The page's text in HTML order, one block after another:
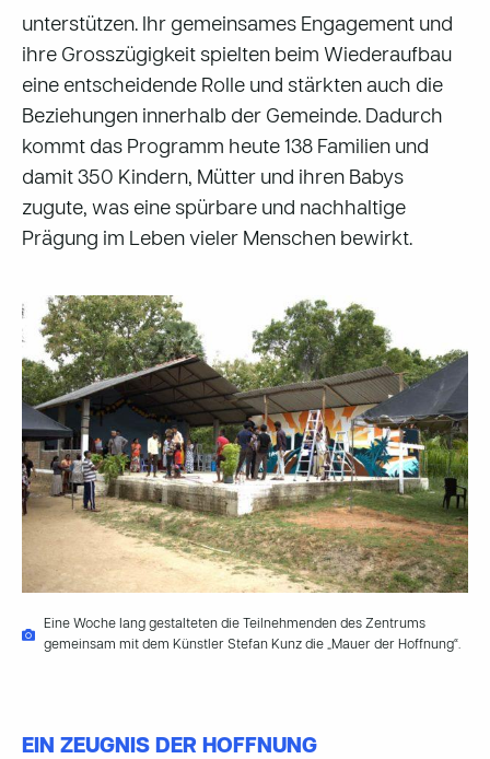
unterstützen. Ihr gemeinsames Engagement und
ihre Grosszügigkeit spielten beim Wiederaufbau
eine entscheidende Rolle und stärkten auch die
Beziehungen innerhalb der Gemeinde. Dadurch
kommt das Programm heute 138 Familien und
damit 350 Kindern, Mütter und ihren Babys
zugute, was eine spürbare und nachhaltige
Prägung im Leben vieler Menschen bewirkt.
Eine Woche lang gestalteten die Teilnehmenden des Zentrums
gemeinsam mit dem Künstler Stefan Kunz die „Mauer der Hoffnung“.
EIN ZEUGNIS DER HOFFNUNG